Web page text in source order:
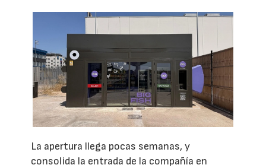
La apertura llega pocas semanas, y
consolida la entrada de la compañía en